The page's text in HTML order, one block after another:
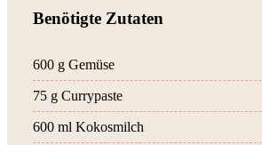
Benötigte Zutaten
600 g Gemüse
75 g Currypaste
600 ml Kokosmilch